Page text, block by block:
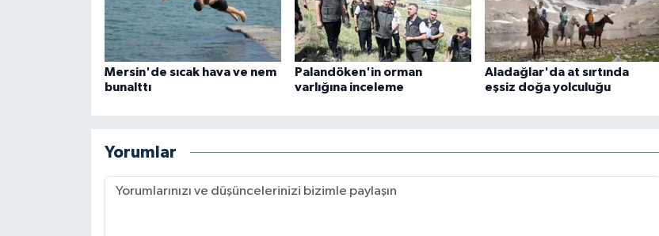
Mersin'de sıcak hava ve nem
bunalttı
Palandöken'in orman
varlığına inceleme
Aladağlar'da at sırtında
eşsiz doğa yolculuğu
Yorumlar